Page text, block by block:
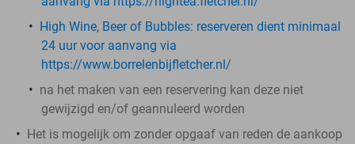
High Wine, Beer of Bubbles: reserveren dient minimaal
24 uur voor aanvang via
https://www.borrelenbijfletcher.nl/
na het maken van een reservering kan deze niet
gewijzigd en/of geannuleerd worden
Het is mogelijk om zonder opgaaf van reden de aankoop